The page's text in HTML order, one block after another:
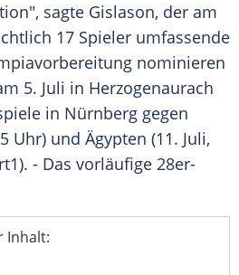
sagte Gislason, der am
17 Spieler umfassende
nominieren
5. Juli in Herzogenaurach
in Nürnberg gegen
Uhr) und Ägypten (11. Juli,
- Das vorläufige 28er-
Inhalt: